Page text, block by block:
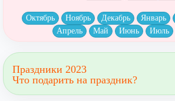
Октябрь Ноябрь Декабрь Январь
Апрель
Май Июнь Июль
Праздники 2023
Что подарить на праздник?